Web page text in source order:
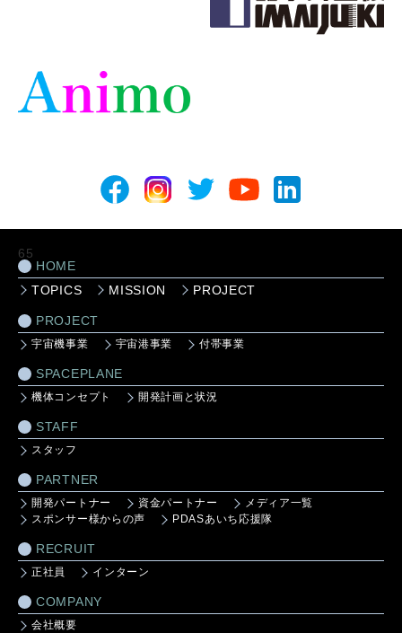
65
HOME
TOPICS
MISSION PROJECT
PROJECT
宇宙機事業 宇宙港事業 付帯事業
SPACEPLANE
機体コンセプト 開発計画と状況
STAFF
スタッフ
PARTNER
開発パートナー 資金パートナー
メディア一覧
スポンサー様からの声
PDASあいち応援隊
RECRUIT
正社員 インターン
COMPANY
会社概要